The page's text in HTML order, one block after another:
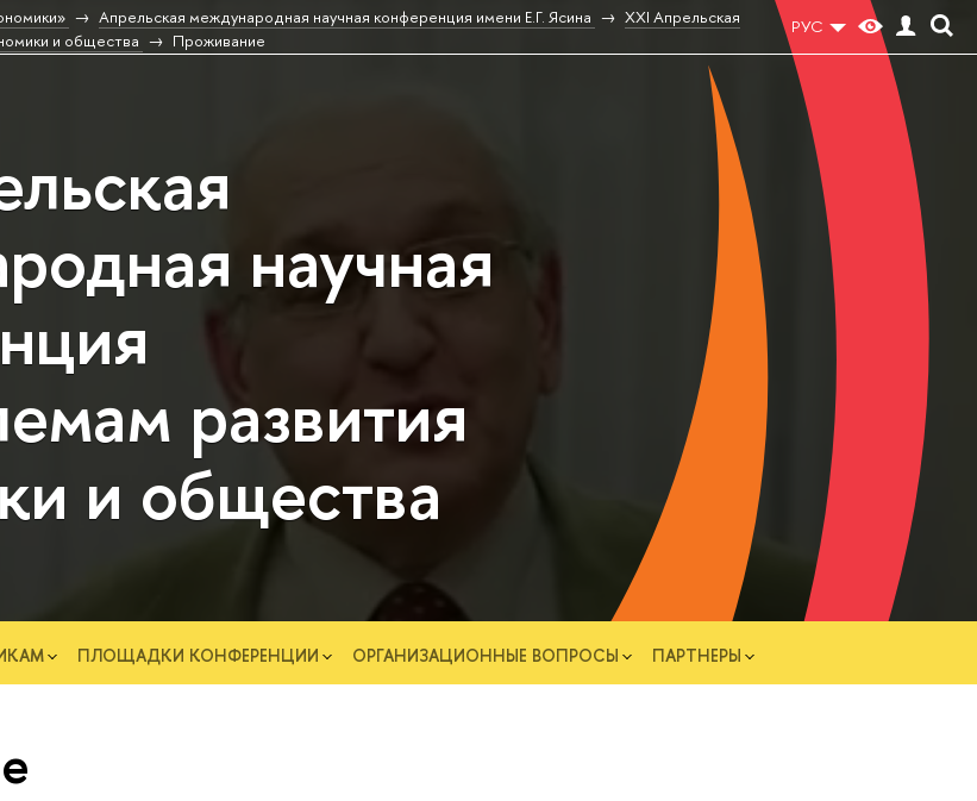
РУС
Апрельская международная научная конференция имени Е.Г. Ясина
XXI Апрельская
и общества
Проживание
научная
развития
и общества
ПЛОЩАДКИ КОНФЕРЕНЦИИ ОРГАНИЗАЦИОННЫЕ ВОПРОСЫ ПАРТНЕРЫ